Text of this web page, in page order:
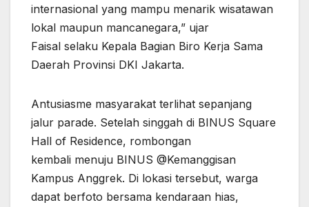
internasional yang mampu menarik wisatawan
lokal maupun mancanegara,” ujar
Faisal selaku Kepala Bagian Biro Kerja Sama
Daerah Provinsi DKI Jakarta.
Antusiasme masyarakat terlihat sepanjang
jalur parade. Setelah singgah di BINUS Square
Hall of Residence, rombongan
kembali menuju BINUS @Kemanggisan
Kampus Anggrek. Di lokasi tersebut, warga
dapat berfoto bersama kendaraan hias,